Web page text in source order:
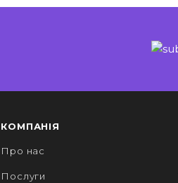
КОМПАНІЯ
Про нас
Послуги